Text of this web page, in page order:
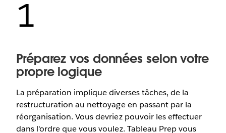
1
Préparez vos données selon votre
propre logique
La préparation implique diverses tâches, de la
restructuration au nettoyage en passant par la
réorganisation. Vous devriez pouvoir les effectuer
dans l'ordre que vous voulez. Tableau Prep vous